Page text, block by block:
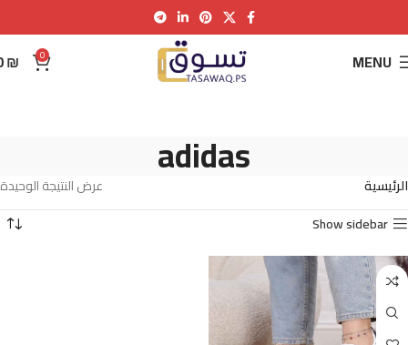
MENU
0
₪
adidas الرئيسية
عرض النتيجة الوحيدة
Show sidebar